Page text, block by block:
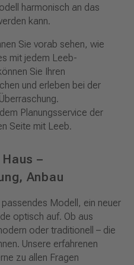
harmonisch an das
kann.
Sie vorab sehen, wie
mit jedem Leeb-
Sie Ihren
und erleben bei der
Planungsservice der
Seite mit Leeb.
–
Anbau
Modell, ein neuer
optisch auf. Ob aus
oder traditionell – die
Unsere erfahrenen
zu allen Fragen